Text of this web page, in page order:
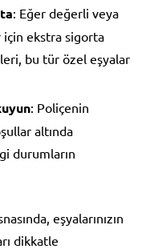
: Eğer değerli veya
için ekstra sigorta
bu tür özel eşyalar
: Poliçenin
altında
durumların
eşyalarınızın
dikkatle